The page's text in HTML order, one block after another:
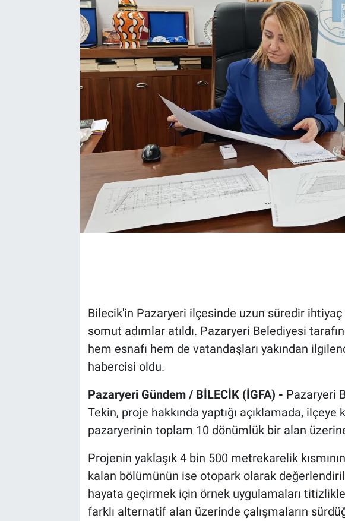
Bilecik'in Pazaryeri ilçesinde uzun süredir ihtiyaç
somut adımlar atıldı. Pazaryeri Belediyesi
hem esnafı hem de vatandaşları yakından
habercisi oldu.
Pazaryeri Gündem / BİLECİK (İGFA) - Pazaryeri
Tekin, proje hakkında yaptığı açıklamada, ilçeye
pazaryerinin toplam 10 dönümlük bir alan
Projenin yaklaşık 4 bin 500 metrekarelik
kalan bölümünün ise otopark olarak
hayata geçirmek için örnek uygulamaları
farklı alternatif alan üzerinde çalışmaların